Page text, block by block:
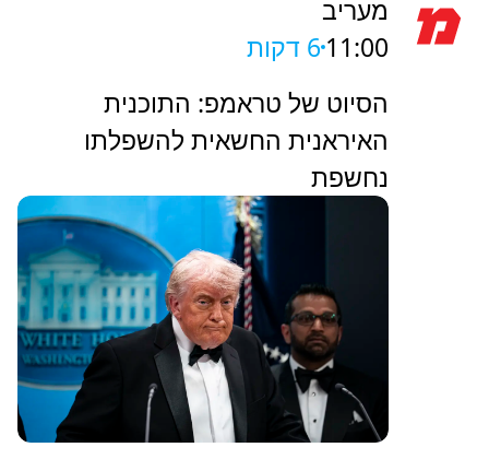
מעריב
11:00 6 דקות
הסיוט של טראמפ: התוכנית
האיראנית החשאית להשפלתו
נחשפת